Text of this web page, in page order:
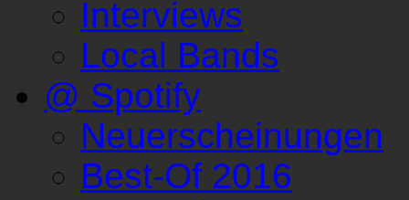
Interviews
Local Bands
@ Spotify
Neuerscheinungen
Best-Of 2016